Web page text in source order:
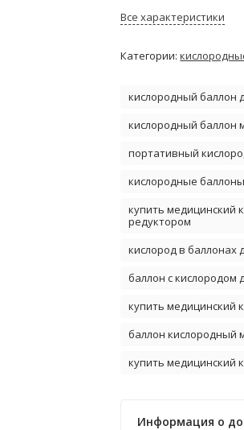
Все характеристики
Категории:
кислородный баллон
кислородный баллон
портативный
кислородные
купить медицинский
редуктором
кислород в баллонах
баллон с кислородом
купить медицинский
баллон кислородный
купить медицинский
Информация о